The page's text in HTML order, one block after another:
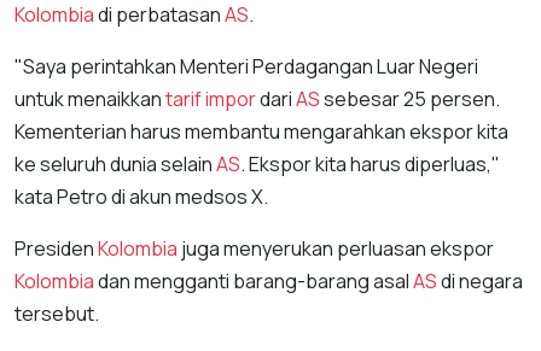
Kolombiadi perbatasanAS.
"Saya perintahkan Menteri Perdagangan Luar Negeri
untuk menaikkantarif impordariASsebesar 25 persen.
Kementerian harus membantu mengarahkan ekspor kita
ke seluruh dunia selainAS. Ekspor kita harus diperluas,"
kata Petro di akun medsos X.
PresidenKolombia juga menyerukan perluasan ekspor
Kolombiadan mengganti barang-barang asalASdi negara
tersebut.